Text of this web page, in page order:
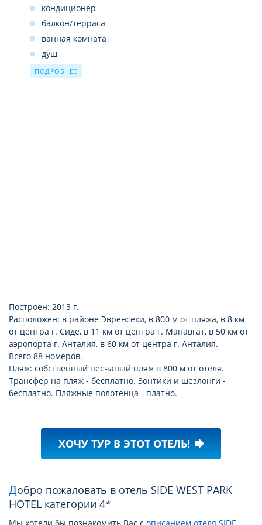
кондиционер
балкон/терраса
ванная комната
душ
фен
ПОДРОБНЕЕ
Построен: 2013 г.
Расположен: в районе Эвренсеки, в 800 м от пляжа, в 8 км
от центра г. Сиде, в 11 км от центра г. Манавгат, в 50 км от
аэропорта г. Анталия, в 60 км от центра г. Анталия.
Всего 88 номеров.
Пляж: собственный песчаный пляж в 800 м от отеля.
Трансфер на пляж - бесплатно. Зонтики и шезлонги -
бесплатно. Пляжные полотенца - платно.
ХОЧУ ТУР В ЭТОТ ОТЕЛЬ! forward
Добро пожаловать в отель SIDE WEST PARK
HOTEL категории 4*